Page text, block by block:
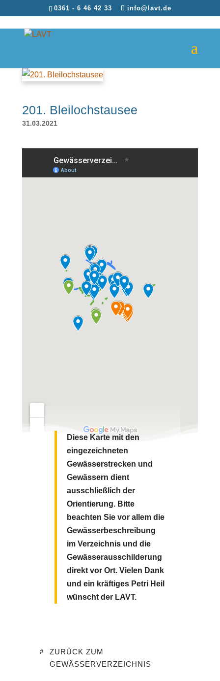
0361 - 6 46 42 33 info@lavt.de
201. Bleilochstausee
31.03.2021
Diese Karte mit den
eingezeichneten
Gewässerstrecken und
Gewässern dient
ausschließlich der
Orientierung. Bitte
beachten Sie vor allem die
Gewässerbeschreibung
im Verzeichnis und die
Gewässerausschilderung
direkt vor Ort. Vielen Dank
und ein kräftiges Petri Heil
wünscht der LAVT.
ZURÜCK ZUM
GEWÄSSERVERZEICHNIS